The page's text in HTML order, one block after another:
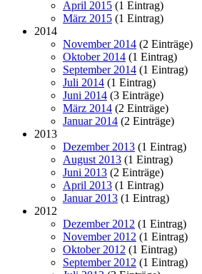
April 2015 (1 Eintrag)
März 2015 (1 Eintrag)
2014
November 2014 (2 Einträge)
Oktober 2014 (1 Eintrag)
September 2014 (1 Eintrag)
Juli 2014 (1 Eintrag)
Juni 2014 (3 Einträge)
März 2014 (2 Einträge)
Januar 2014 (2 Einträge)
2013
Dezember 2013 (1 Eintrag)
August 2013 (1 Eintrag)
Juni 2013 (2 Einträge)
April 2013 (1 Eintrag)
Januar 2013 (1 Eintrag)
2012
Dezember 2012 (1 Eintrag)
November 2012 (1 Eintrag)
Oktober 2012 (1 Eintrag)
September 2012 (1 Eintrag)